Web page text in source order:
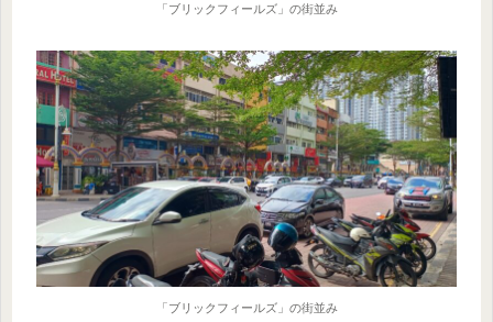
「ブリックフィールズ」の街並み
「ブリックフィールズ」の街並み